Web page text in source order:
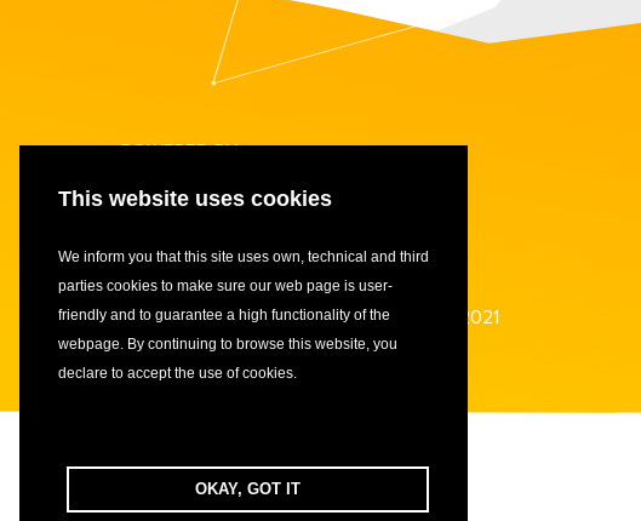
This website uses cookies
We inform you that this site uses own, technical and third
parties cookies to make sure our web page is user-
friendly and to guarantee a high functionality of the
webpage. By continuing to browse this website, you
declare to accept the use of cookies.
OKAY, GOT IT
POWERED BY
CENTRAL AFRICAN STARTUP AWARDS 2021